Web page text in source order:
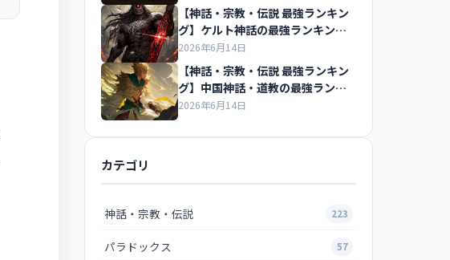
【神話・宗教・伝説 最強ランキン
グ】ケルト神話の最強ランキング
の紹介
2026年6月14日
【神話・宗教・伝説 最強ランキン
グ】中国神話・道教の最強ランキ
ングの紹介
2026年6月14日
カテゴリ
神話・宗教・伝説 223
パラドックス 57